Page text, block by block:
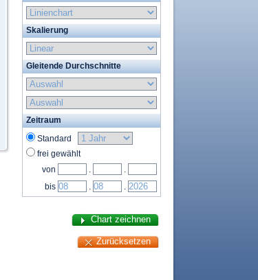
Skalierung
Gleitende Durchschnitte
Zeitraum
Standard
frei gewählt
von
.
.
bis
. .